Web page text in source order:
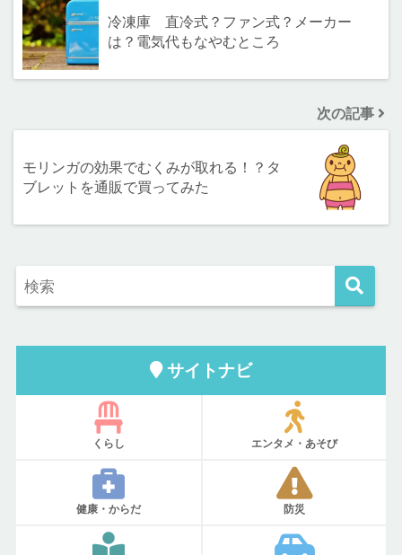
冷凍庫 直冷式？ファン式？メーカー
は？電気代もなやむところ
次の記事
モリンガの効果でむくみが取れる！？タ
ブレットを通販で買ってみた
サイトナビ
くらし エンタメ・あそび
健康・からだ 防災